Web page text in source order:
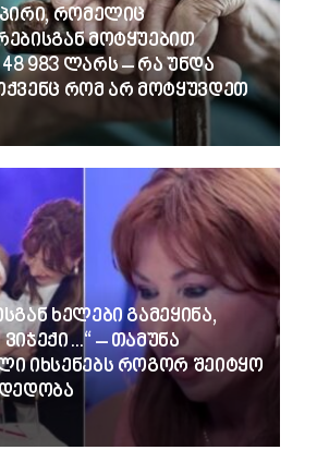
რომელიც
მოტყუებით
983 ლარს – რა უნდა
რომ არ მოტყუვდეთ
ხელები გამეყინა,
– თამუნა
იხსენებს როგორ შეიტყო